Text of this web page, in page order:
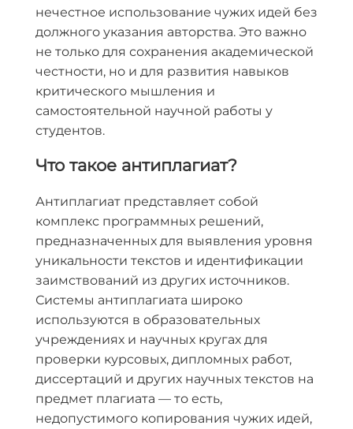
нечестное использование чужих идей без
должного указания авторства. Это важно
не только для сохранения академической
честности, но и для развития навыков
критического мышления и
самостоятельной научной работы у
студентов.
Что такое антиплагиат?
Антиплагиат представляет собой
комплекс программных решений,
предназначенных для выявления уровня
уникальности текстов и идентификации
заимствований из других источников.
Системы антиплагиата широко
используются в образовательных
учреждениях и научных кругах для
проверки курсовых, дипломных работ,
диссертаций и других научных текстов на
предмет плагиата — то есть,
недопустимого копирования чужих идей,